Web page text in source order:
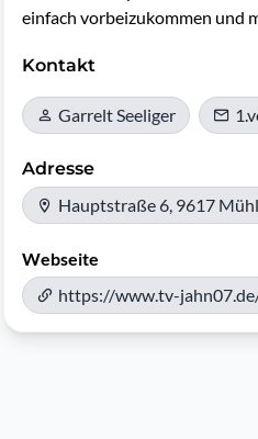
einfach vorbeizukommen und
Kontakt
Garrelt Seeliger
Adresse
Hauptstraße 6, 9617
Webseite
https://www.tv-